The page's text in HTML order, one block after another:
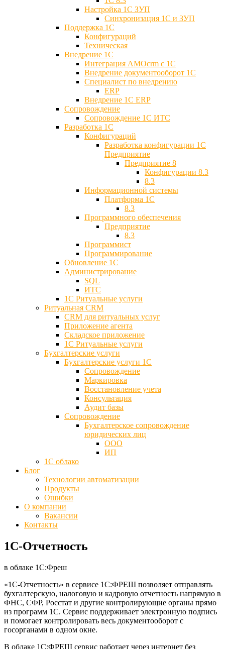
Настройка 1С ЗУП
Синхронизация 1С и ЗУП
Поддержка 1С
Конфигураций
Техническая
Внедрение 1С
Интеграция AMOcrm с 1C
Внедрение документооборот 1С
Специалист по внедрению
ERP
Внедрение 1С ERP
Cопровождение
Cопровождение 1С ИТС
Разработка 1C
Конфигураций
Разработка конфигурации 1С
Предприятие
Предприятие 8
Конфигурации 8.3
8.3
Информационной системы
Платформа 1С
8.3
Программного обеспечения
Предприятие
8.3
Программист
Программирование
Обновление 1С
Администрирование
SQL
ИТС
1С Ритуальные услуги
Ритуальная CRM
CRM для ритуальных услуг
Приложение агента
Складское приложение
1С Ритуальные услуги
Бухгалтерские услуги
Бухгалтерские услуги 1С
Сопровождение
Маркировка
Восстановление учета
Консультация
Аудит базы
Cопровождение
Бухгалтерское сопровождение
юридических лиц
ООО
ИП
1С облако
Блог
Технологии автоматизации
Продукты
Ошибки
О компании
Вакансии
Контакты
1С-Отчетность
в облаке 1С:Фреш
«1С-Отчетность» в сервисе 1С:ФРЕШ позволяет отправлять
бухгалтерскую, налоговую и кадровую отчетность напрямую в
ФНС, СФР, Росстат и другие контролирующие органы прямо
из программ 1С. Сервис поддерживает электронную подпись
и помогает контролировать весь документооборот с
госорганами в одном окне.
В облаке 1С:ФРЕШ сервис работает через интернет без